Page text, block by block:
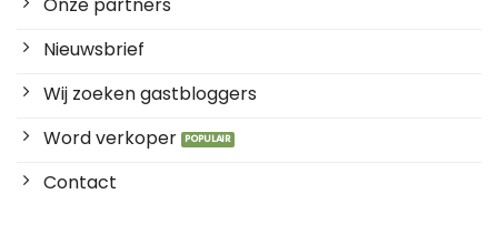
Onze partners
Nieuwsbrief
Wij zoeken gastbloggers
Word verkoper
Contact